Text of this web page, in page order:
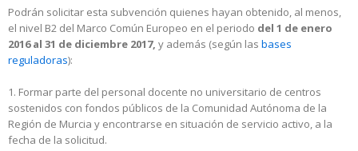
Podrán solicitar esta subvención quienes hayan obtenido, al menos,
el nivel B2 del Marco Común Europeo en el periodo del 1 de enero
2016 al 31 de diciembre 2017, y además (según las bases
reguladoras):
1. Formar parte del personal docente no universitario de centros
sostenidos con fondos públicos de la Comunidad Autónoma de la
Región de Murcia y encontrarse en situación de servicio activo, a la
fecha de la solicitud.